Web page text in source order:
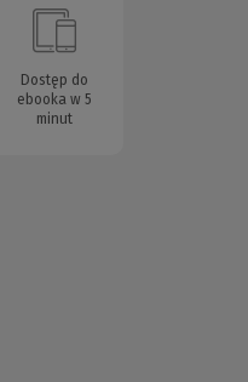
Dostęp do
ebooka w 5
minut